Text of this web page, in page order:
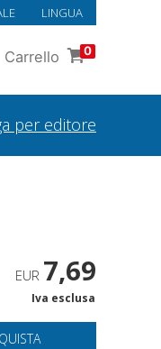
LINGUA
Carrello 0
per editore
EUR 7,69
Iva esclusa